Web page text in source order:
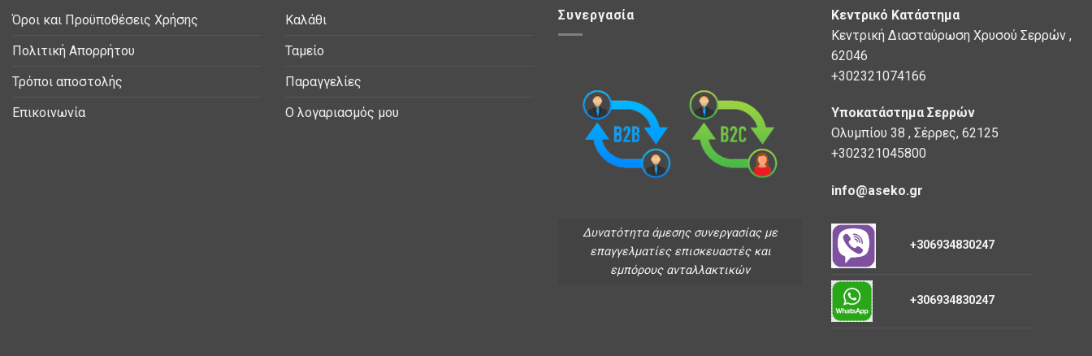
Όροι και Προϋποθέσεις Χρήσης
Πολιτική Απορρήτου
Τρόποι αποστολής
Επικοινωνία
Καλάθι
Ταμείο
Παραγγελίες
Ο λογαριασμός μου
Συνεργασία
Δυνατότητα άμεσης συνεργασίας με
επαγγελματίες επισκευαστές και
εμπόρους ανταλλακτικών
Κεντρικό Κατάστημα
Κεντρική Διασταύρωση Χρυσού Σερρών ,
62046
+302321074166
Υποκατάστημα Σερρών
Ολυμπίου 38 , Σέρρες, 62125
+302321045800
info@aseko.gr
+306934830247
+306934830247